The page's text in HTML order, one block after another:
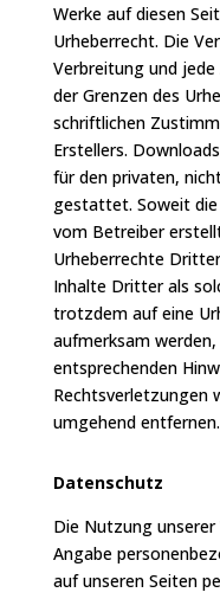
Werke auf diesen
Urheberrecht. Die
Verbreitung und
der Grenzen des
schriftlichen
Erstellers.
für den privaten,
gestattet. Soweit
vom Betreiber
Urheberrechte
Inhalte Dritter als
trotzdem auf eine
aufmerksam
entsprechenden
Rechtsverletzungen
umgehend entfernen.
Datenschutz
Die Nutzung
Angabe
auf unseren Seiten